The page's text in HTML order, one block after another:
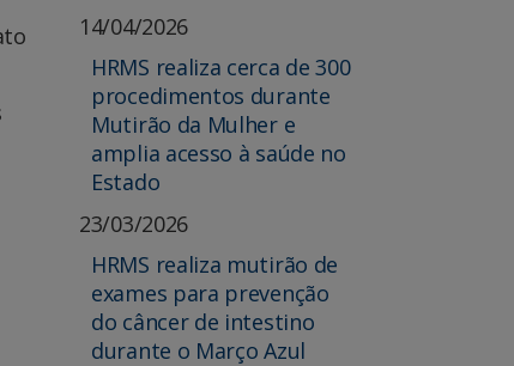
14/04/2026
HRMS realiza cerca de 300
procedimentos durante
Mutirão da Mulher e
amplia acesso à saúde no
Estado
23/03/2026
HRMS realiza mutirão de
exames para prevenção
do câncer de intestino
durante o Março Azul